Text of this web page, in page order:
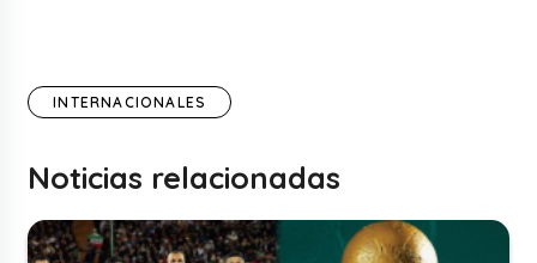
INTERNACIONALES
Noticias relacionadas